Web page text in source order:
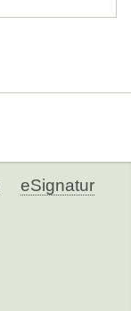
eSignatur